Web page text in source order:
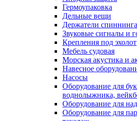
Гермоупаковка
Дельные вещи
Держатели спиннинга
Звуковые сигналы и
Крепления под эхолот
Мебель судовая
Морская акустика и
Навесное
Насосы
Оборудование для
воднолыжника,
Оборудование для
Оборудование для